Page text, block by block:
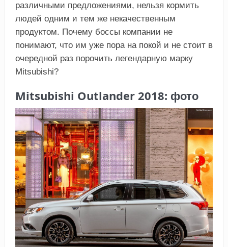
различными предложениями, нельзя кормить
людей одним и тем же некачественным
продуктом. Почему боссы компании не
понимают, что им уже пора на покой и не стоит в
очередной раз порочить легендарную марку
Mitsubishi?
Mitsubishi Outlander 2018: фото